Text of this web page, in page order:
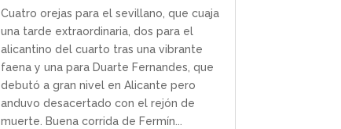
Cuatro orejas para el sevillano, que cuaja
una tarde extraordinaria, dos para el
alicantino del cuarto tras una vibrante
faena y una para Duarte Fernandes, que
debutó a gran nivel en Alicante pero
anduvo desacertado con el rejón de
muerte. Buena corrida de Fermín...